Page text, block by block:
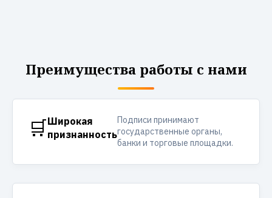
Преимущества работы с нами
🛒Широкая
признанность
Подписи принимают
государственные органы,
банки и торговые площадки.